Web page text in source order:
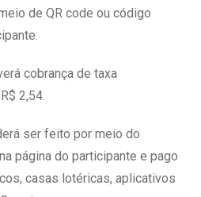
de QR code ou código
cobrança de taxa
2,54.
ser feito por meio do
página do participante e pago
casas lotéricas, aplicativos